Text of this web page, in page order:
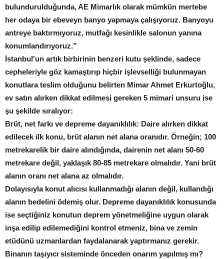
bulundurulduğunda, AE Mimarlık olarak mümkün mertebe
her odaya bir ebeveyn banyo yapmaya çalışıyoruz. Banyoyu
antreye baktırmıyoruz, mutfağı kesinlikle salonun yanına
konumlandırıyoruz.”
İstanbul'un artık birbirinin benzeri kutu şeklinde, sadece
cepheleriyle göz kamaştırıp hiçbir işlevselliği bulunmayan
konutlara teslim olduğunu belirten Mimar Ahmet Erkurtoğlu,
ev satın alırken dikkat edilmesi gereken 5 mimari unsuru ise
şu şekilde sıralıyor:
Brüt, net farkı ve depreme dayanıklılık: Daire alırken dikkat
edilecek ilk konu, brüt alanın net alana oranıdır. Örneğin; 100
metrekarelik bir daire alındığında, dairenin net alanı 50-60
metrekare değil, yaklaşık 80-85 metrekare olmalıdır. Yani brüt
alanın oranı net alana az olmalıdır.
Dolayısıyla konut alıcısı kullanmadığı alanın değil, kullandığı
alanın bedelini ödemiş olur. Depreme dayanıklılık konusunda
ise seçtiğiniz konutun deprem yönetmeliğine uygun olarak
inşa edilip edilemediğini kontrol etmeniz, bina ve zemin
etüdünü uzmanlardan faydalanarak yaptırmanız gerekir.
Binanın taşıyıcı sisteminde önceden onarım yapılmış mı?